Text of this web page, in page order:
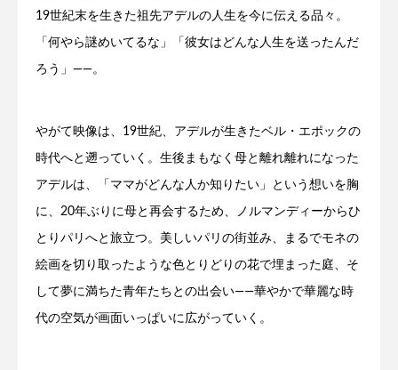
19世紀末を生きた祖先アデルの人生を今に伝える品々。
「何やら謎めいてるな」「彼女はどんな人生を送ったんだ
ろう」――。
やがて映像は、19世紀、アデルが生きたベル・エポックの
時代へと遡っていく。生後まもなく母と離れ離れになった
アデルは、「ママがどんな人か知りたい」という想いを胸
に、20年ぶりに母と再会するため、ノルマンディーからひ
とりパリへと旅立つ。美しいパリの街並み、まるでモネの
絵画を切り取ったような色とりどりの花で埋まった庭、そ
して夢に満ちた青年たちとの出会い――華やかで華麗な時
代の空気が画面いっぱいに広がっていく。